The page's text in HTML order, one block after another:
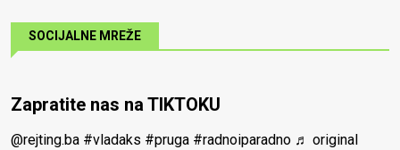
SOCIJALNE MREŽE
Zapratite nas na TIKTOKU
@rejting.ba #vladaks #pruga #radnoiparadno ♬ original